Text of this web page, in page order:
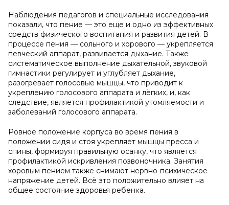
Наблюдения педагогов и специальные исследования
показали, что пение — это еще и одно из эффективных
средств физического воспитания и развития детей. В
процессе пения — сольного и хорового — укрепляется
певческий аппарат, развивается дыхание. Также
систематическое выполнение дыхательной, звуковой
гимнастики регулирует и углубляет дыхание,
разогревает голосовые мышцы, что приводит к
укреплению голосового аппарата и лёгких, и, как
следствие, является профилактикой утомляемости и
заболеваний голосового аппарата.
Ровное положение корпуса во время пения в
положении сидя и стоя укрепляет мышцы пресса и
спины, формируя правильную осанку, что является
профилактикой искривления позвоночника. Занятия
хоровым пением также снимают нервно-психическое
напряжение детей. Всё это положительно влияет на
общее состояние здоровья ребенка.